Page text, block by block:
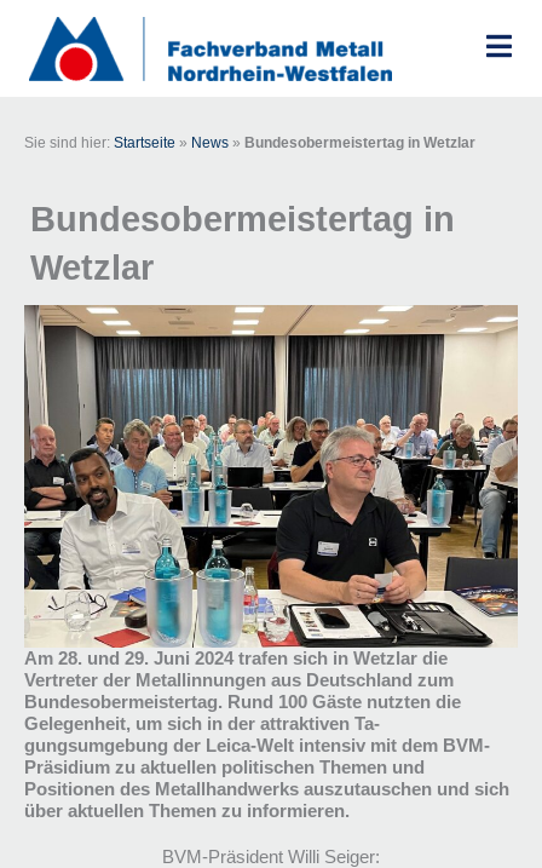
springen
Sie sind hier: Startseite » News » Bundesobermeistertag in Wetzlar
Bundesobermeistertag in
Wetzlar
Am 28. und 29. Juni 2024 trafen sich in Wetzlar die
Vertreter der Metallinnungen aus Deutschland zum
Bundesobermeistertag. Rund 100 Gäste nutzten die
Gelegenheit, um sich in der attraktiven Ta-
gungsumgebung der Leica-Welt intensiv mit dem BVM-
Präsidium zu aktuellen politischen Themen und
Positionen des Metallhandwerks auszutauschen und sich
über aktuellen Themen zu informieren.
BVM-Präsident Willi Seiger: